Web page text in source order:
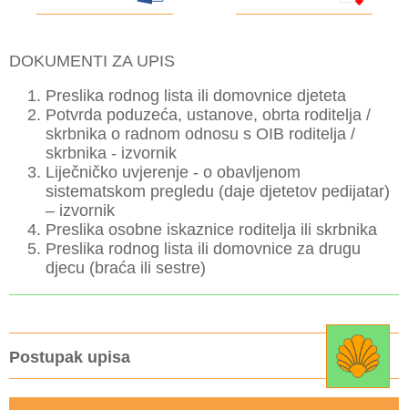
DOKUMENTI ZA UPIS
Preslika rodnog lista ili domovnice djeteta
Potvrda poduzeća, ustanove, obrta roditelja /
skrbnika o radnom odnosu s OIB roditelja /
skrbnika - izvornik
Liječničko uvjerenje - o obavljenom
sistematskom pregledu (daje djetetov pedijatar)
– izvornik
Preslika osobne iskaznice roditelja ili skrbnika
Preslika rodnog lista ili domovnice za drugu
djecu (braća ili sestre)
Postupak upisa